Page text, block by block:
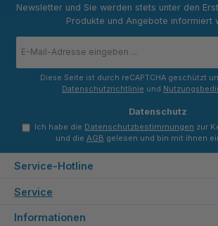
Newsletter und Sie werden stets unter den
Produkte und Angebote informiert
Mail-
*
Diese Seite ist durch reCAPTCHA geschützt
Datenschutzrichtlinie und
Datenschutz
Ich habe die Datenschutzbestimmungen zur
und die AGB gelesen und bin mit ihnen
Service-Hotline
Service
Informationen